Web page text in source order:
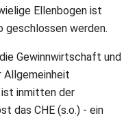
Ellenbogen ist
geschlossen werden.
Gewinnwirtschaft und
Allgemeinheit
inmitten der
das CHE (s.o.) - ein